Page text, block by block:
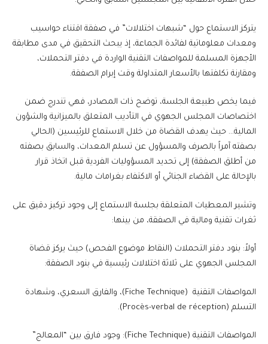
يتركز الاستماع حول “شبهات اختلالات” في صفقة اقتناء حواسيب
ومعدات معلوماتية لفائدة الجماعة، إذ يبحث التحقيق في مدى مطابقة
الأجهزة المسلمة للمواصفات التقنية الواردة في دفتر التحملات،
ومقارنة تكلفتها بالأسعار المتداولة وقت إبرام الصفقة.
فيما يخص طبيعة الجلسة، توضح ذات المصادر، فهي تندرج ضمن
اختصاصات المجلس الجهوي في التأديب المتعلق بالميزانية والشؤون
المالية… حيث يهدف القضاة من خلال الاستماع للرئيسين (الحالي
بصفته آمراً بالصرف والمسؤول عن تسلم المعدات، والسابق بصفته
من أطلق الصفقة) إلى تحديد المسؤوليات الفردية قبل اتخاذ قرار
بالإحالة على القضاء الجنائي أو الاكتفاء بغرامات مالية.
وتشير المعطيات المتعلقة بجلسة الاستماع إلى وجود تركيز دقيق على
ثغرات تقنية ومالية في الصفقة، من بينها:
أولاً: بنود دفتر التحملات (النقاط موضوع الفحص) حيث يركز قضاة
المجلس الجهوي على ثلاثة اختلالات رئيسية في بنود الصفقة:
المواصفات التقنية (Fiche Technique)، والفارق السعري، وشهادة
التسلم (Procès-verbal de réception).
المواصفات التقنية (Fiche Technique): وجود فارق بين “المعالج”